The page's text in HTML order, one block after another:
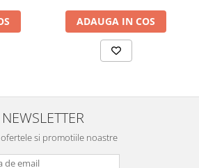
ADAUGA IN COS
NEWSLETTER
si promotiile noastre